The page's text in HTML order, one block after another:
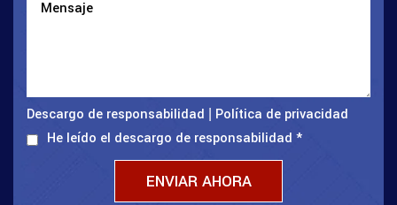
Descargo de responsabilidad
Política de privacidad
He leído el descargo de responsabilidad *